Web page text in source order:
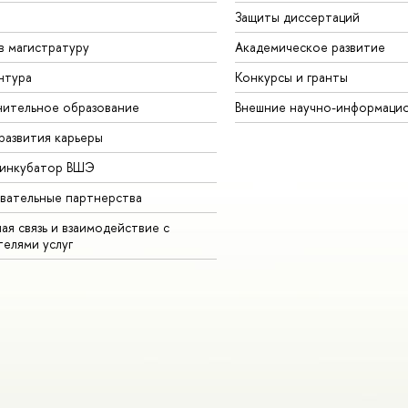
магистратуру
образование
карьеры
ВШЭ
партнерства
связь и взаимодействие с
услуг
Защиты диссертаций
Академическое развитие
Конкурсы и гранты
Внешние научно-